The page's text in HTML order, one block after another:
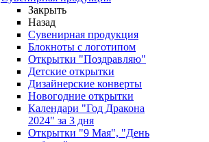
Закрыть
Назад
Сувенирная продукция
Блокноты с логотипом
Открытки "Поздравляю"
Детские открытки
Дизайнерские конверты
Новогодние открытки
Календари "Год Дракона
2024" за 3 дня
Открытки "9 Мая", "День